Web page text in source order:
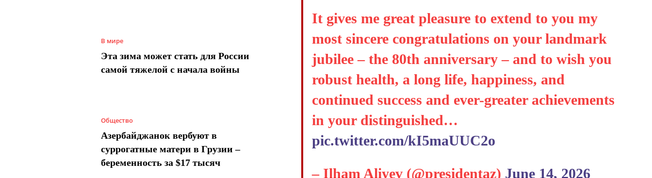
В мире
Эта зима может стать для России
самой тяжелой с начала войны
Общество
Азербайджанок вербуют в
суррогатные матери в Грузии –
беременность за $17 тысяч
It gives me great pleasure to extend to you my
most sincere congratulations on your landmark
jubilee – the 80th anniversary – and to wish you
robust health, a long life, happiness, and
continued success and ever-greater achievements
in your distinguished…
pic.twitter.com/kI5maUUC2o
– Ilham Aliyev (@presidentaz) June 14, 2026